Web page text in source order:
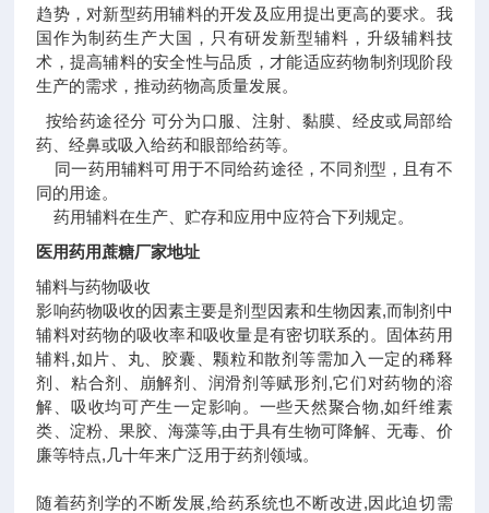
趋势，对新型药用辅料的开发及应用提出更高的要求。我
国作为制药生产大国，只有研发新型辅料，升级辅料技
术，提高辅料的安全性与品质，才能适应药物制剂现阶段
生产的需求，推动药物高质量发展。
按给药途径分 可分为口服、注射、黏膜、经皮或局部给
药、经鼻或吸入给药和眼部给药等。
同一药用辅料可用于不同给药途径，不同剂型，且有不
同的用途。
药用辅料在生产、贮存和应用中应符合下列规定。
医用药用蔗糖厂家地址
辅料与药物吸收
影响药物吸收的因素主要是剂型因素和生物因素,而制剂中
辅料对药物的吸收率和吸收量是有密切联系的。固体药用
辅料,如片、丸、胶囊、颗粒和散剂等需加入一定的稀释
剂、粘合剂、崩解剂、润滑剂等赋形剂,它们对药物的溶
解、吸收均可产生一定影响。一些天然聚合物,如纤维素
类、淀粉、果胶、海藻等,由于具有生物可降解、无毒、价
廉等特点,几十年来广泛用于药剂领域。
随着药剂学的不断发展,给药系统也不断改进,因此迫切需